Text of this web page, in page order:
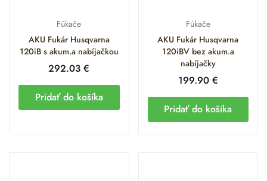
Fúkače
AKU Fukár Husqvarna
120iB s akum.a nabíjačkou
292.03€
Pridať do košíka
Fúkače
AKU Fukár Husqvarna
120iBV bez akum.a
nabíjačky
199.90 €
Pridať do košíka